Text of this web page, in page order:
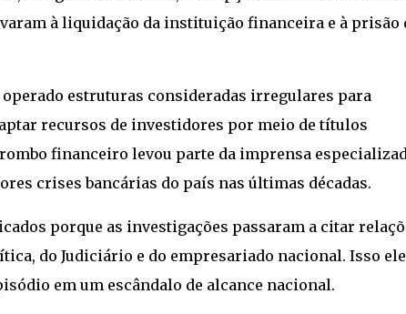
à liquidação da instituição financeira e à prisão
estruturas consideradas irregulares para
recursos de investidores por meio de títulos
financeiro levou parte da imprensa
crises bancárias do país nas últimas décadas.
porque as investigações passaram a citar
do Judiciário e do empresariado nacional. Isso
em um escândalo de alcance nacional.